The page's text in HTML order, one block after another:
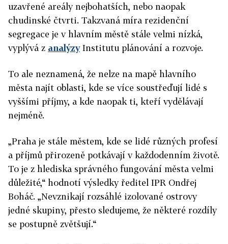
uzavřené areály nejbohatších, nebo naopak
chudinské čtvrti. Takzvaná míra rezidenční
segregace je v hlavním městě stále velmi nízká,
vyplývá z analýzyInstitutu plánování a rozvoje.
To ale neznamená, že nelze na mapě hlavního
města najít oblasti, kde se více soustřeďují lidé s
vyššími příjmy, a kde naopak ti, kteří vydělávají
nejméně.
„Praha je stále městem, kde se lidé různých profesí
a příjmů přirozeně potkávají v každodenním životě.
To je z hlediska správného fungování města velmi
důležité,“ hodnotí výsledky ředitel IPR Ondřej
Boháč. „Nevznikají rozsáhlé izolované ostrovy
jedné skupiny, přesto sledujeme, že některé rozdíly
se postupně zvětšují.“